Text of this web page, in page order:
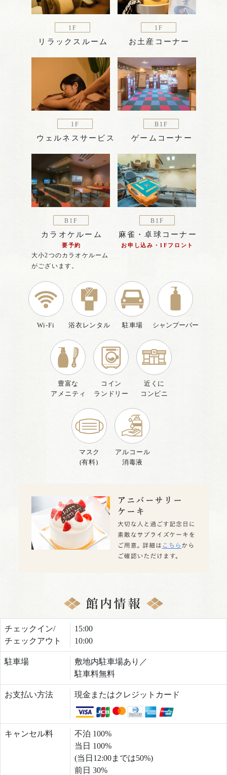
チェックイン/
チェックアウト
15:00
10:00
駐車場
敷地内駐車場あり／
駐車料無料
お支払い方法 現金またはクレジットカード
キャンセル料
不泊 100%
当日 100%
(当日12:00までは50%)
前日 30%